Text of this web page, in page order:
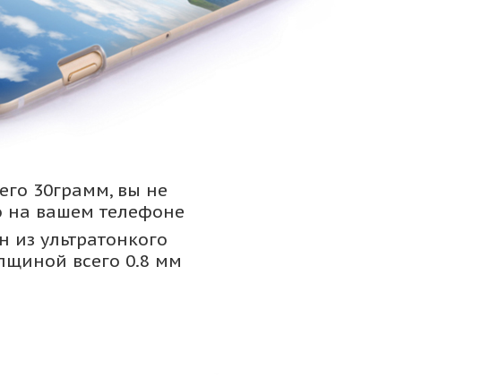
30грамм, вы не
на вашем телефоне
из ультратонкого
всего 0.8 мм